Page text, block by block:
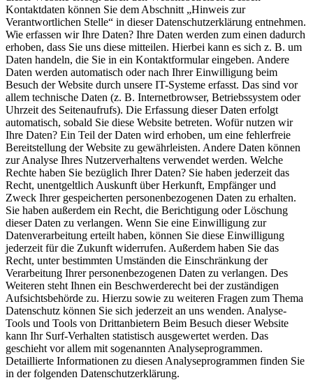
Kontaktdaten können Sie dem Abschnitt „Hinweis zur
Verantwortlichen Stelle“ in dieser Datenschutzerklärung entnehmen.
Wie erfassen wir Ihre Daten? Ihre Daten werden zum einen dadurch
erhoben, dass Sie uns diese mitteilen. Hierbei kann es sich z. B. um
Daten handeln, die Sie in ein Kontaktformular eingeben. Andere
Daten werden automatisch oder nach Ihrer Einwilligung beim
Besuch der Website durch unsere IT-Systeme erfasst. Das sind vor
allem technische Daten (z. B. Internetbrowser, Betriebssystem oder
Uhrzeit des Seitenaufrufs). Die Erfassung dieser Daten erfolgt
automatisch, sobald Sie diese Website betreten. Wofür nutzen wir
Ihre Daten? Ein Teil der Daten wird erhoben, um eine fehlerfreie
Bereitstellung der Website zu gewährleisten. Andere Daten können
zur Analyse Ihres Nutzerverhaltens verwendet werden. Welche
Rechte haben Sie bezüglich Ihrer Daten? Sie haben jederzeit das
Recht, unentgeltlich Auskunft über Herkunft, Empfänger und
Zweck Ihrer gespeicherten personenbezogenen Daten zu erhalten.
Sie haben außerdem ein Recht, die Berichtigung oder Löschung
dieser Daten zu verlangen. Wenn Sie eine Einwilligung zur
Datenverarbeitung erteilt haben, können Sie diese Einwilligung
jederzeit für die Zukunft widerrufen. Außerdem haben Sie das
Recht, unter bestimmten Umständen die Einschränkung der
Verarbeitung Ihrer personenbezogenen Daten zu verlangen. Des
Weiteren steht Ihnen ein Beschwerderecht bei der zuständigen
Aufsichtsbehörde zu. Hierzu sowie zu weiteren Fragen zum Thema
Datenschutz können Sie sich jederzeit an uns wenden. Analyse-
Tools und Tools von Dritt­anbietern Beim Besuch dieser Website
kann Ihr Surf-Verhalten statistisch ausgewertet werden. Das
geschieht vor allem mit sogenannten Analyseprogrammen.
Detaillierte Informationen zu diesen Analyseprogrammen finden Sie
in der folgenden Datenschutzerklärung.